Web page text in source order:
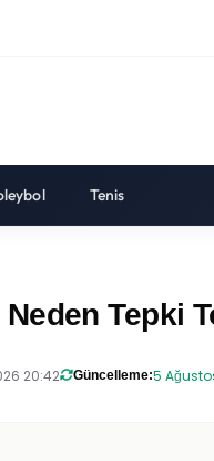
Tenis
Tepki
20:42 Güncelleme:5